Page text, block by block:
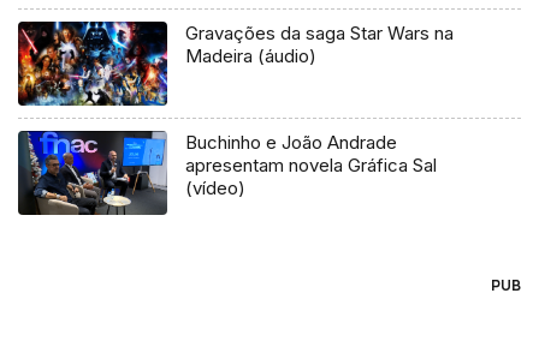
Gravações da saga Star Wars na
Madeira (áudio)
Buchinho e João Andrade
apresentam novela Gráfica Sal
(vídeo)
PUB